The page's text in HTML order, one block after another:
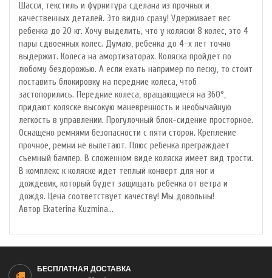
Шасси, текстиль и фурнитура сделана из прочных и
качественных деталей. Это видно сразу! Удерживает вес
ребенка до 20 кг. Хочу выделить, что у коляски 8 колес, это 4
пары сдвоенных колес. Думаю, ребенка до 4-х лет точно
выдержит. Колеса на амортизаторах. Коляска пройдет по
любому бездорожью. А если ехать например по песку, то стоит
поставить блокировку на передние колеса, чтоб
застопорились. Передние колеса, вращающиеся на 360°,
придают коляске высокую маневренность и необычайную
легкость в управлении. Прогулочный блок-сидение просторное.
Оснащено ремнями безопасности с пяти сторон. Крепление
прочное, ремни не вылетают. Плюс ребенка преграждает
съемный бампер. В сложенном виде коляска имеет вид трости.
В комплекс к коляске идет теплый конверт для ног и
дождевик, который будет защищать ребенка от ветра и
дождя. Цена соответствует качеству! Мы довольны!
Автор Ekaterina Kuzmina...
БЕСПЛАТНАЯ ДОСТАВКА